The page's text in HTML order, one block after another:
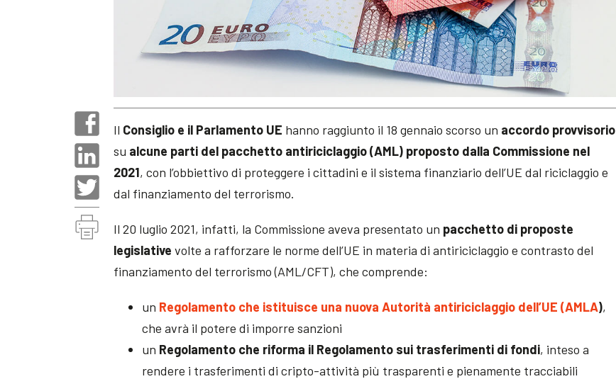
Il Consiglio e il Parlamento UE hanno raggiunto il 18 gennaio scorso un accordo provvisorio
su alcune parti del pacchetto antiriciclaggio (AML) proposto dalla Commissione nel
2021, con l’obbiettivo di proteggere i cittadini e il sistema finanziario dell’UE dal riciclaggio e
dal finanziamento del terrorismo.
Il 20 luglio 2021, infatti, la Commissione aveva presentato un pacchetto di proposte
legislative volte a rafforzare le norme dell’UE in materia di antiriciclaggio e contrasto del
finanziamento del terrorismo (AML/CFT), che comprende:
un Regolamento che istituisce una nuova Autorità antiriciclaggio dell’UE (AMLA),
che avrà il potere di imporre sanzioni
un Regolamento che riforma il Regolamento sui trasferimenti di fondi, inteso a
rendere i trasferimenti di cripto-attività più trasparenti e pienamente tracciabili